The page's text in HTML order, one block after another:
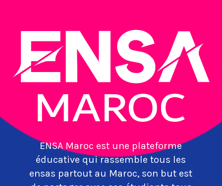
ENSA Maroc est une plateforme
éducative qui rassemble tous les
ensas partout au Maroc, son but est